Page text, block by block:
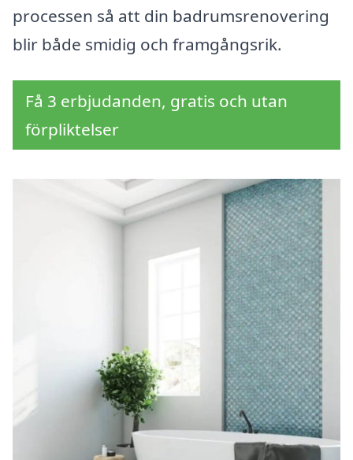
processen så att din badrumsrenovering
blir både smidig och framgångsrik.
Få 3 erbjudanden, gratis och utan
förpliktelser